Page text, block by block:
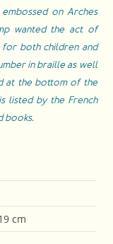
on Arches
wanted the act of
both children and
in braille as well
at the bottom of the
listed by the French
books.
cm